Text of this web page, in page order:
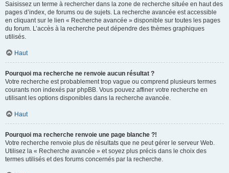
Saisissez un terme à rechercher dans la zone de recherche située en haut des
pages d’index, de forums ou de sujets. La recherche avancée est accessible
en cliquant sur le lien « Recherche avancée » disponible sur toutes les pages
du forum. L’accès à la recherche peut dépendre des thèmes graphiques
utilisés.
Haut
Pourquoi ma recherche ne renvoie aucun résultat ?
Votre recherche est probablement trop vague ou comprend plusieurs termes
courants non indexés par phpBB. Vous pouvez affiner votre recherche en
utilisant les options disponibles dans la recherche avancée.
Haut
Pourquoi ma recherche renvoie une page blanche ?!
Votre recherche renvoie plus de résultats que ne peut gérer le serveur Web.
Utilisez la « Recherche avancée » et soyez plus précis dans le choix des
termes utilisés et des forums concernés par la recherche.